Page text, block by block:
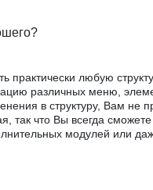
практически любую
различных меню,
в структуру, Вам не
так что Вы всегда
модулей или